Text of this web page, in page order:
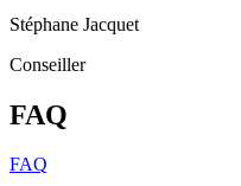
Stéphane Jacquet
Conseiller
FAQ
FAQ